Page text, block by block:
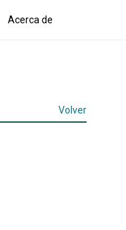
Acerca de
Volver